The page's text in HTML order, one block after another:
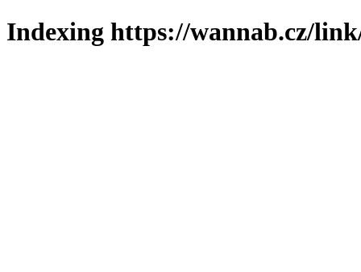
Indexing https://wannab.cz/